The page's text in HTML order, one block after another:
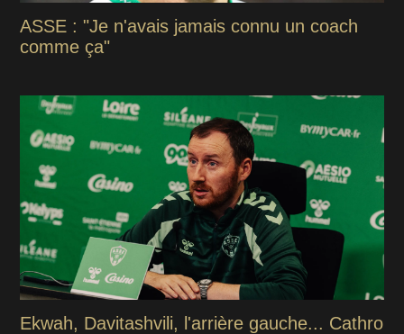
ASSE : "Je n'avais jamais connu un coach
comme ça"
Ekwah, Davitashvili, l'arrière gauche... Cathro